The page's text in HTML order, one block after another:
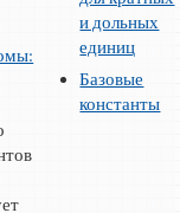
и дольных
единиц
Базовые
константы